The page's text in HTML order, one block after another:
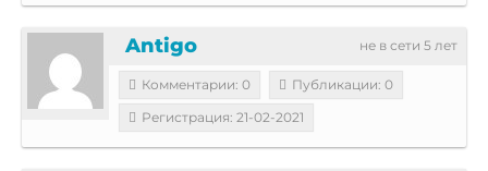
не в сети 5 лет
Antigo
Комментарии: 0
Публикации: 0
Регистрация: 21-02-2021